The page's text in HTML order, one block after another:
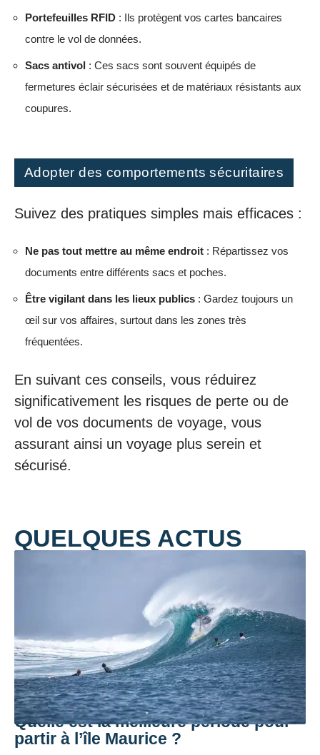
Portefeuilles RFID : Ils protègent vos cartes bancaires
contre le vol de données.
Sacs antivol : Ces sacs sont souvent équipés de
fermetures éclair sécurisées et de matériaux résistants aux
coupures.
Adopter des comportements sécuritaires
Suivez des pratiques simples mais efficaces :
Ne pas tout mettre au même endroit : Répartissez vos
documents entre différents sacs et poches.
Être vigilant dans les lieux publics : Gardez toujours un
œil sur vos affaires, surtout dans les zones très
fréquentées.
En suivant ces conseils, vous réduirez
significativement les risques de perte ou de
vol de vos documents de voyage, vous
assurant ainsi un voyage plus serein et
sécurisé.
QUELQUES ACTUS
Quelle est la meilleure période pour
partir à l’île Maurice ?